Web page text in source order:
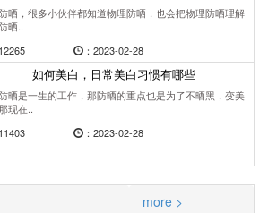
晒，很多小伙伴都知道物理防晒，也会把物理防晒理解
晒..
：2023-02-28
如何美白，日常美白习惯有哪些
晒是一生的工作，那防晒的重点也是为了不晒黑，变美
现在..
：2023-02-28
more >